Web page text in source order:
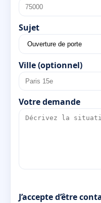
Sujet
Ville (optionnel)
Votre demande
J’accepte d’être